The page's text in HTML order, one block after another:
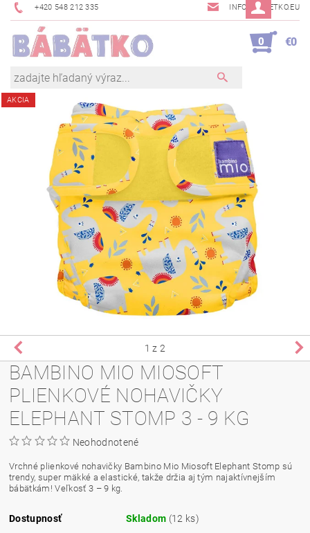
+420 548 212 335 INFO@BABETKO.EU
0 €0
AKCIA
1 z 2
BAMBINO MIO MIOSOFT
PLIENKOVÉ NOHAVIČKY
ELEPHANT STOMP 3 - 9 KG
Neohodnotené
Vrchné plienkové nohavičky Bambino Mio Miosoft Elephant Stomp sú
trendy, super mäkké a elastické, takže držia aj tým najaktívnejším
bábätkám! Veľkosť 3 – 9 kg.
Dostupnosť Skladom (12 ks)